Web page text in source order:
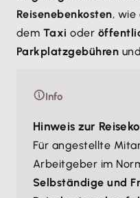
Reisenebenkosten,
dem Taxi oder
Parkplatzgebühren und
Info
Hinweis zur
Für angestellte
Arbeitgeber im
Selbständige und